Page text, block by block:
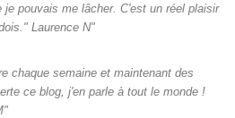
pouvais me lâcher. C'est un réel plaisir
Laurence N"
chaque semaine et maintenant des
ce blog, j'en parle à tout le monde !